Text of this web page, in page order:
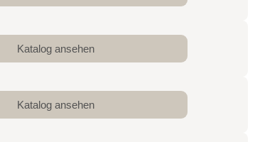
Katalog ansehen
Katalog ansehen